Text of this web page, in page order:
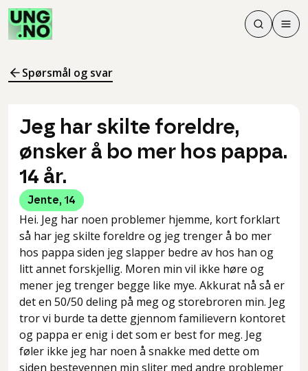
Søk
Søk
Meny
Spørsmål og svar
Jeg har skilte foreldre,
ønsker å bo mer hos pappa.
14 år.
Jente, 14
Hei. Jeg har noen problemer hjemme, kort forklart
så har jeg skilte foreldre og jeg trenger å bo mer
hos pappa siden jeg slapper bedre av hos han og
litt annet forskjellig. Moren min vil ikke høre og
mener jeg trenger begge like mye. Akkurat nå så er
det en 50/50 deling på meg og storebroren min. Jeg
tror vi burde ta dette gjennom familievern kontoret
og pappa er enig i det som er best for meg. Jeg
føler ikke jeg har noen å snakke med dette om
siden bestevennen min sliter med andre problemer